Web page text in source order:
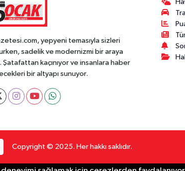
yepyeni temasıyla sizleri
sadelik ve modernizmi bir araya
kaçınıyor ve insanlara haber
bir altyapı sunuyor.
Copyright © 2025. Her hakkı saklıdır.